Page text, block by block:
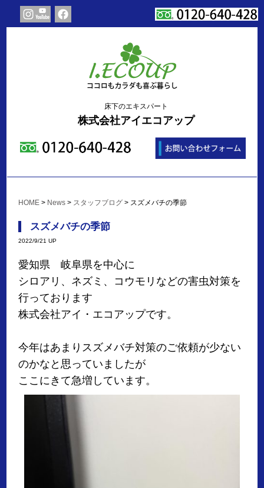
床下のエキスパート
株式会社アイエコアップ
HOME > News > スタッフブログ > スズメバチの季節
スズメバチの季節
2022/9/21 UP
愛知県 岐阜県を中心に
シロアリ、ネズミ、コウモリなどの害虫対策を
行っております
株式会社アイ・エコアップです。
今年はあまりスズメバチ対策のご依頼が少ない
のかなと思っていましたが
ここにきて急増しています。